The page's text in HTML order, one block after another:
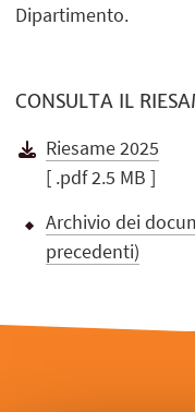
Dipartimento.
CONSULTA IL
Riesame 2025
[ .pdf 2.5 MB ]
Archivio dei
precedenti)